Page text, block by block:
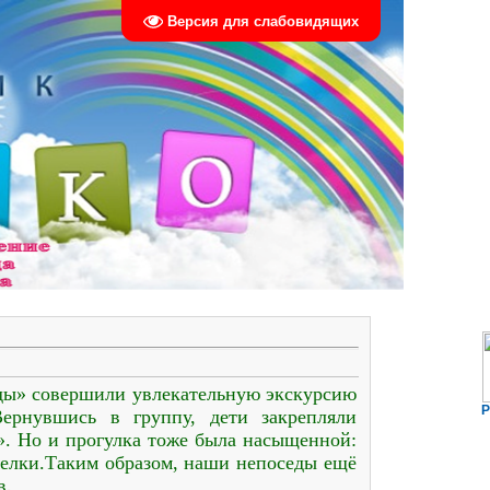
Версия для слабовидящих
совершили увлекательную экскурсию
в группу, дети закрепляли
Но и прогулка тоже была насыщенной:
образом, наши непоседы ещё